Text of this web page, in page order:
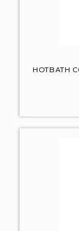
HOTBATH